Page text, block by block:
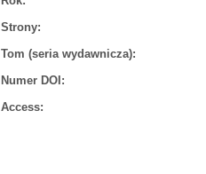
Strony:
Tom (seria wydawnicza):
Numer DOI:
Access: